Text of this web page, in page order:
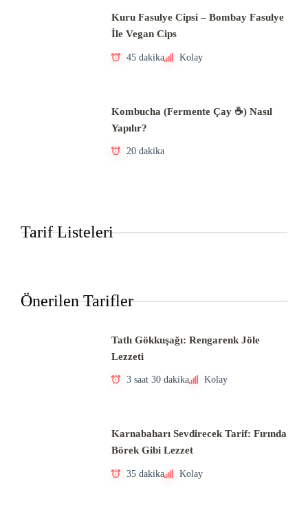
Kuru Fasulye Cipsi – Bombay Fasulye
İle Vegan Cips
45 dakika Kolay
Kombucha (Fermente Çay ☕) Nasıl
Yapılır?
20 dakika
Tarif Listeleri
Önerilen Tarifler
Tatlı Gökkuşağı: Rengarenk Jöle
Lezzeti
3 saat 30 dakika Kolay
Karnabaharı Sevdirecek Tarif: Fırında
Börek Gibi Lezzet
35 dakika Kolay